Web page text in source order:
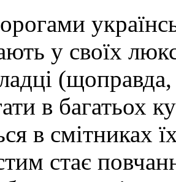
у своїх
в багатьох
в смітниках
стає